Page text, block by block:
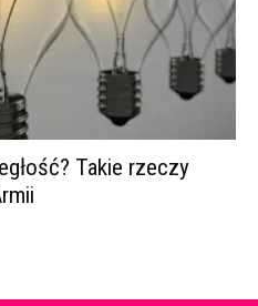
Takie rzeczy